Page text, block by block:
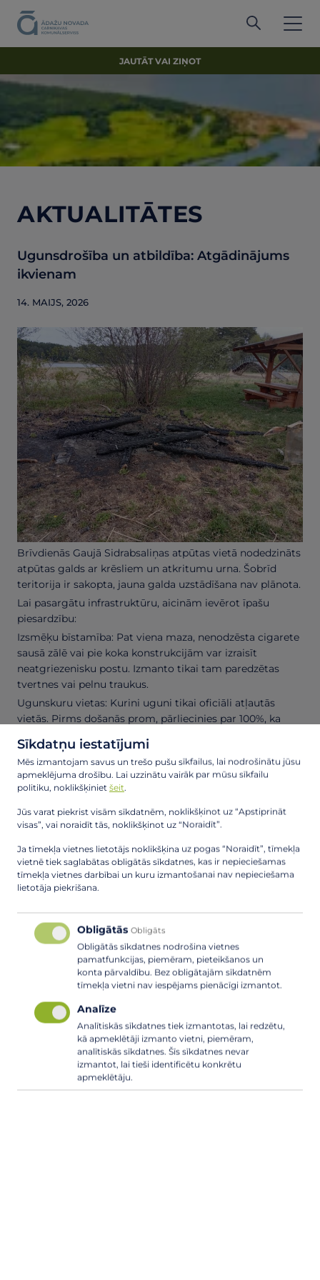
JAUTĀT VAI ZIŅOT
AKTUALITĀTES
Ugunsdrošība un atbildība: Atgādinājums
ikvienam
14. MAIJS, 2026
Brīvdienās Gaujā Sidrabsaliņas atpūtas vietā nodedzināts
atpūtas galds ar krēsliem un atkritumu urna. Šobrīd
teritorija ir sakopta, jauna galda uzstādīšana nav plānota.
Lai pasargātu infrastruktūru, aicinām ievērot īpašu
piesardzību:
Izsmēķu bīstamība: Pat viena maza, nenodzēsta cigarete
sausā zālē vai pie koka konstrukcijām var izraisīt
neatgriezenisku postu. Izmanto tikai tam paredzētas
tvertnes vai pelnu traukus.
Ugunskuru vietas: Kurini uguni tikai oficiāli atļautās
vietās. Pirms došanās prom, pārliecinies par 100%, ka
Atkritumu apsaimniekošana: Ja atkritumu urna ir bojāta
vai pilna, lūdzu, paņem savus atkritumus līdzi. Karsti
pelni vai gruzoši priekšmeti atkritumu urnās ir biežākais
Redzi bīstamību – rīkojies! Ja pamani dūmus vai bez
uzraudzības atstātu ugunskuru, neesi vienaldzīgs, ja
iespējams nodzēs vai ziņo glābšanas dienestam pa
tālruni 112.
Vandālisms vai neuzmanība ne tikai izposta ainavu, bet
dabā.
Būsim atbildīgi pret dabu un viens pret otru
ATPAKAĻ
Sīkdatņu iestatījumi
Mēs izmantojam savus un trešo pušu sīkfailus, lai nodrošinātu jūsu
apmeklējuma drošību. Lai uzzinātu vairāk par mūsu sīkfailu
politiku, noklikšķiniet šeit.
Jūs varat piekrist visām sīkdatnēm, noklikšķinot uz “Apstiprināt
visas”, vai noraidīt tās, noklikšķinot uz “Noraidīt”.
Ja tīmekļa vietnes lietotājs noklikšķina uz pogas “Noraidīt”, tīmekļa
vietnē tiek saglabātas obligātās sīkdatnes, kas ir nepieciešamas
tīmekļa vietnes darbībai un kuru izmantošanai nav nepieciešama
lietotāja piekrišana.
Obligātās Obligāts
Obligātās sīkdatnes nodrošina vietnes
pamatfunkcijas, piemēram, pieteikšanos un
konta pārvaldību. Bez obligātajām sīkdatnēm
tīmekļa vietni nav iespējams pienācīgi izmantot.
Analīze
Analītiskās sīkdatnes tiek izmantotas, lai redzētu,
kā apmeklētāji izmanto vietni, piemēram,
analītiskās sīkdatnes. Šīs sīkdatnes nevar
izmantot, lai tieši identificētu konkrētu
apmeklētāju.